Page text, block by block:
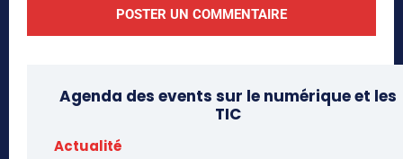
Agenda des events sur le numérique et les
TIC
Actualité